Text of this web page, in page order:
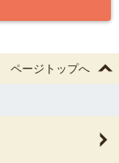
ページトップへ